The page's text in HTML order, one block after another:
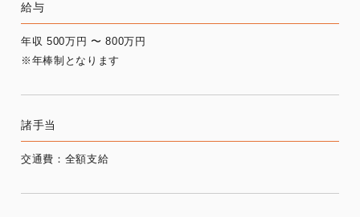
給与
年収 500万円 〜 800万円
※年棒制となります
諸手当
交通費：全額支給